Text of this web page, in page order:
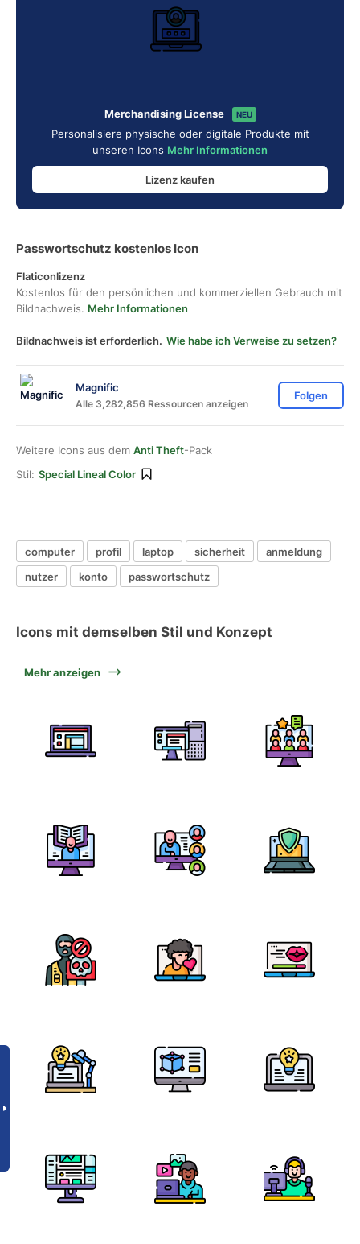
Merchandising License NEU
Personalisiere physische oder digitale Produkte mit
unseren Icons Mehr Informationen
Lizenz kaufen
Passwortschutz kostenlos Icon
Flaticonlizenz
Kostenlos für den persönlichen und kommerziellen Gebrauch mit
Bildnachweis. Mehr Informationen
Bildnachweis ist erforderlich. Wie habe ich Verweise zu setzen?
Magnific
Alle 3,282,856 Ressourcen anzeigen
Folgen
Weitere Icons aus dem Anti Theft-Pack
Stil: Special Lineal Color
computer profil laptop sicherheit
anmeldung
nutzer
konto passwortschutz
Icons mit demselben Stil und Konzept
Mehr anzeigen